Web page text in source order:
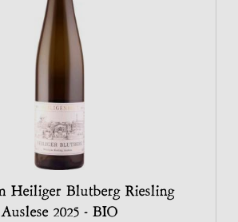
Heiliger Blutberg Riesling
Auslese 2025 - BIO